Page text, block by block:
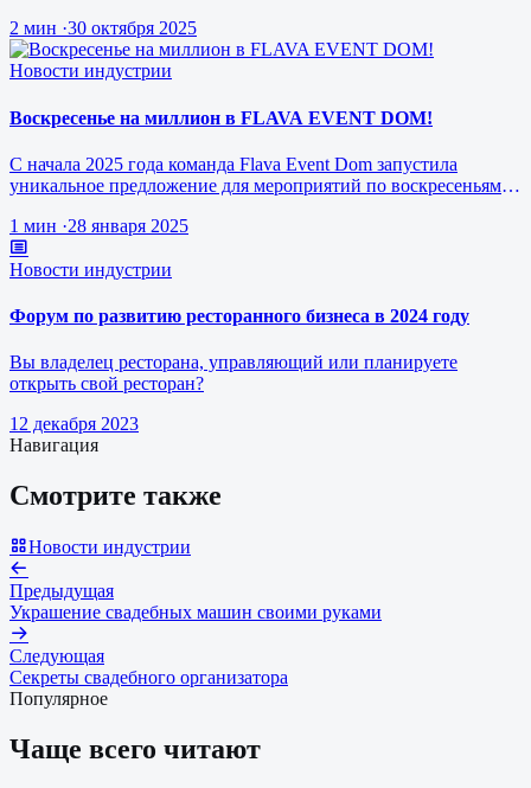
2 мин ·30 октября 2025
Новости индустрии
Воскресенье на миллион в FLAVA EVENT DOM!
С начала 2025 года команда Flava Event Dom запустила
уникальное предложение для мероприятий по воскресеньям за
1 мин ·28 января 2025
Новости индустрии
Форум по развитию ресторанного бизнеса в 2024 году
Вы владелец ресторана, управляющий или планируете
открыть свой ресторан?
12 декабря 2023
Навигация
Смотрите также
Новости индустрии
Предыдущая
Украшение свадебных машин своими руками
Следующая
Секреты свадебного организатора
Популярное
Чаще всего читают